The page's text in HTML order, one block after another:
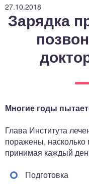
27.10.2018
Зарядка
Многие годы
Глава Института
поражены,
принимая каждый
Подготовка